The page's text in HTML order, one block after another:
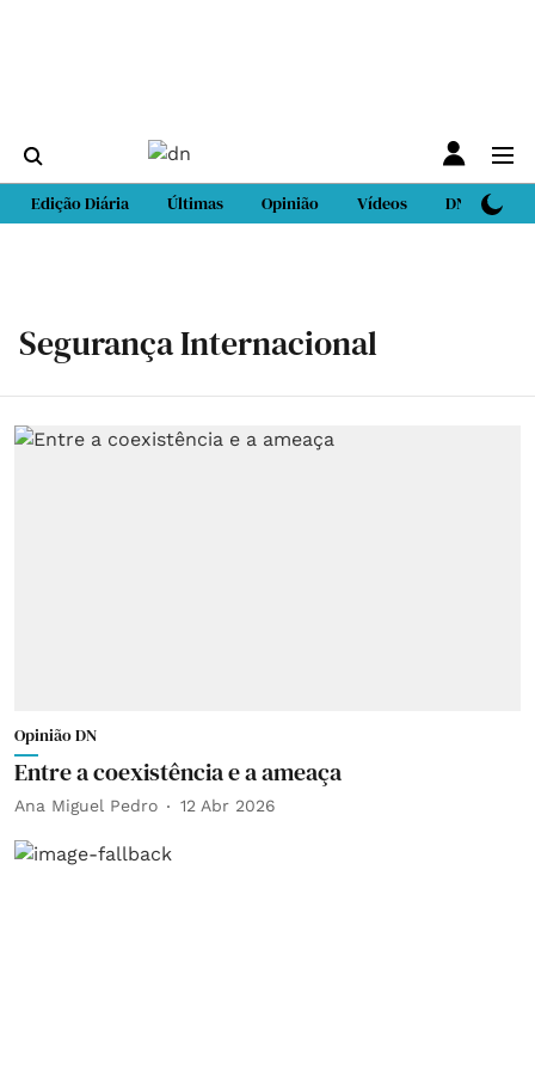
Edição Diária Últimas Opinião Vídeos DN Sport
Segurança Internacional
Opinião DN
Entre a coexistência e a ameaça
Ana Miguel Pedro 12 Abr 2026